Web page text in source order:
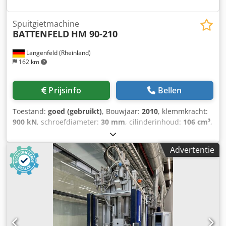
Gereedschapverwarming 8x
Langenfeld (Rheinland)
162 km
Spuitgietmachine
BATTENFELD HM 90-210
Prijsinfo Bellen
Toestand: goed (gebruikt), Bouwjaar: 2010, klemmkracht:
900 kN, schroefdiameter: 30 mm, cilinderinhoud: 106 cm³,
, BATTENFELD HM 90-210
Voorraadnummer: 503670 Fabrikant: BATTENFELD Type:
HM 90-210 Dkedpfx Asyglw Tei Ner Besturing: UNILOG B6
Bouwjaar: 2010 Technische gegevens sluitzijde Sluitkracht:
900 kN Ruimte tussen de staanders h x v: 420 x 370 mm
Afmeting platen h x v: 630 x 613 mm Inbouwhoogte min.:
450 mm Inbouwhoogte max.: 925 mm Max. plaatafstand:
925 mm Openingsslag: 475 mm Uitwerper slag: 150 mm
Uitwerpkracht: 41 kN Centrering beweegbare plaat Ø: 125
Advertentie